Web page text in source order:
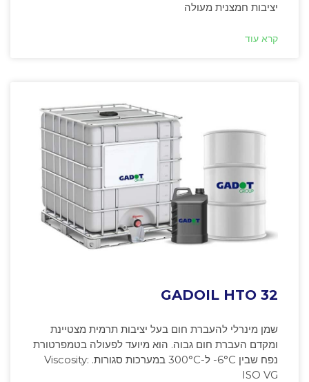
יציבות חמצנית מעולה
קרא עוד
GADOIL HTO 32
שמן מינרלי להעברת חום בעל יציבות תרמית מצטיינת
ומקדם העברת חום גבוה. הוא מיועד לפעולה בטמפרטורת
נפח שבין ‎-6°C ל-300°C במערכות סגורות. Viscosity:
ISO VG